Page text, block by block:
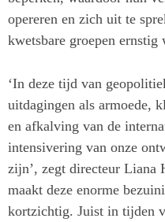
opereren en zich uit te
kwetsbare groepen ernstig
‘In deze tijd van
uitdagingen als armoede,
en afkalving van de
intensivering van onze
zijn’, zegt directeur Liana
maakt deze enorme
kortzichtig. Juist in tijden